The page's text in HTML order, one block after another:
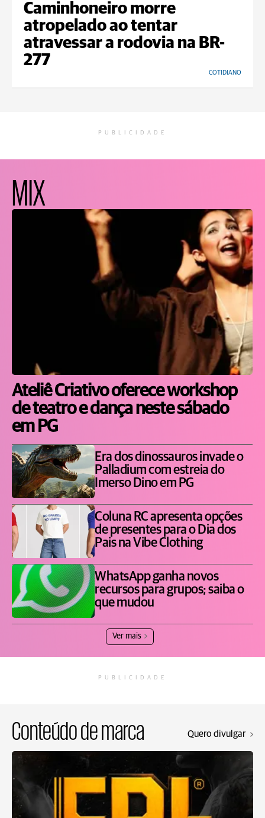
Caminhoneiro morre
atropelado ao tentar
atravessar a rodovia na BR-
277
COTIDIANO
PUBLICIDADE
MIX
Ateliê Criativo oferece workshop
de teatro e dança neste sábado
em PG
Era dos dinossauros invade o
Palladium com estreia do
Imerso Dino em PG
Coluna RC apresenta opções
de presentes para o Dia dos
Pais na Vibe Clothing
WhatsApp ganha novos
recursos para grupos; saiba o
que mudou
Ver mais
PUBLICIDADE
Conteúdo de marca Quero divulgar